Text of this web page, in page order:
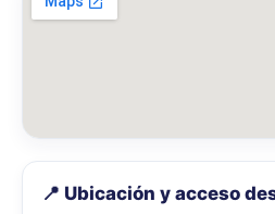
📍 Ubicación y acceso